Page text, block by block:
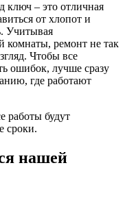
ключ – это отличная
от хлопот и
Учитывая
комнаты, ремонт не так
Чтобы все
ошибок, лучше сразу
где работают
работы будут
сроки.
нашей